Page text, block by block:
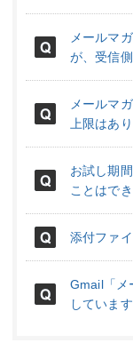
メールマ
が、受信
メールマ
上限はあ
お試し期
ことはでき
添付ファ
Gmail「メ
していま